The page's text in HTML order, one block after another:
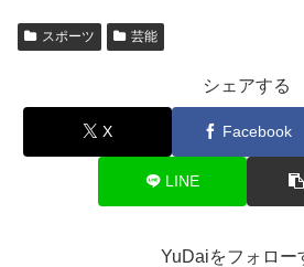
スポーツ 芸能
シェアする
X Facebook
LINE
YuDaiをフォロー